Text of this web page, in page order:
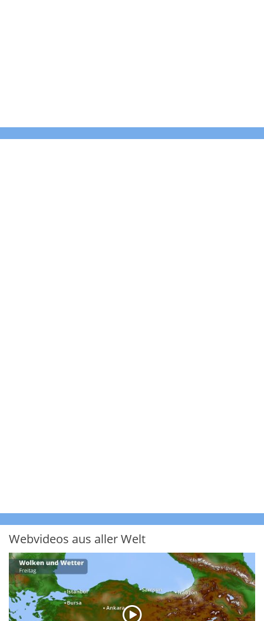
Webvideos aus aller Welt